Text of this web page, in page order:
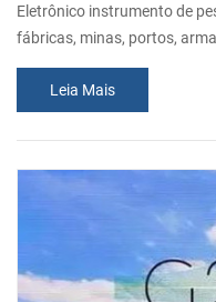
Eletrônico instrumento de
fábricas, minas, portos,
uma variedade de materiais,
escalas, inclusive eletrônico
escala quantitativa
geralmente, pela escala do
de pesagem, de ...
Leia Mais